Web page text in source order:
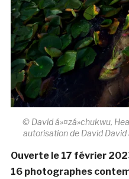
© David á»¤zá»chukwu,
autorisation de David David
Ouverte le 17 février
16 photographes